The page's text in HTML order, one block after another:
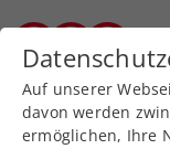
Zurück zur
Auf unserer
davon werden
ermöglichen, Ihre